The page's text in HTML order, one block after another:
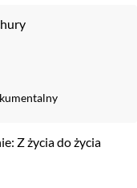
Z życia do życia